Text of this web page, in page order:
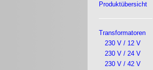
Produktübersicht
Transformatoren
230 V / 12 V
230 V / 24 V
230 V / 42 V